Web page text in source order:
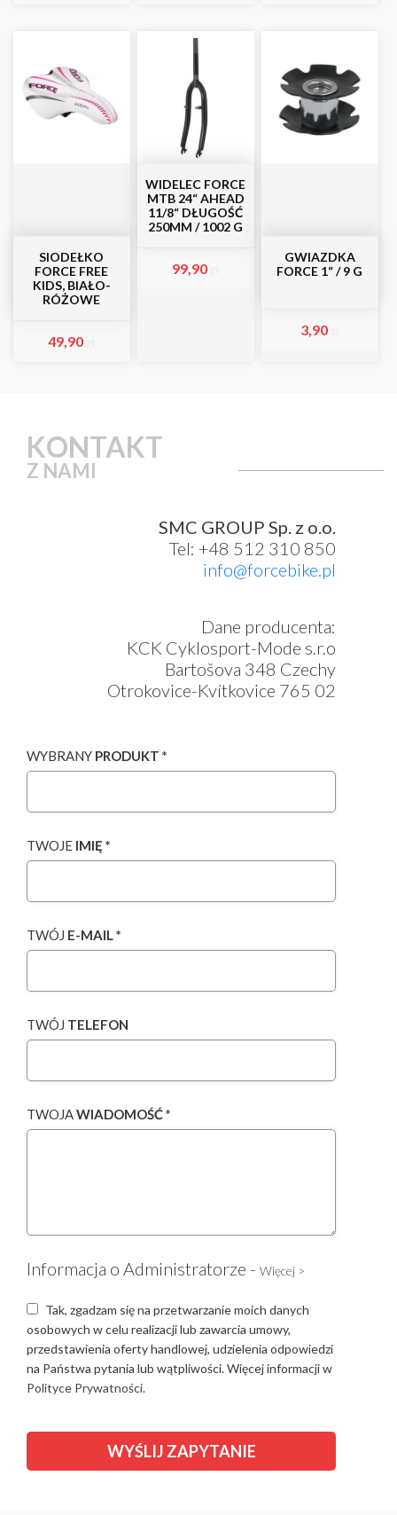
SIODEŁKO
FORCE FREE
KIDS, BIAŁO-
RÓŻOWE
49,90
WIDELEC FORCE
MTB 24“ AHEAD
11/8“ DŁUGOŚĆ
250MM / 1002 G
99,90
GWIAZDKA
FORCE 1“ / 9 G
3,90
KONTAKT
Z NAMI
SMC GROUP Sp. z o.o.
Tel: +48 512 310 850
info@forcebike.pl
Dane producenta:
KCK Cyklosport-Mode s.r.o
Bartošova 348 Czechy
Otrokovice-Kvítkovice 765 02
WYBRANY PRODUKT *
TWOJE IMIĘ *
TWÓJ E-MAIL *
TWÓJ TELEFON
TWOJAWIADOMOŚĆ *
Informacja o Administratorze - Więcej >
Tak, zgadzam się na przetwarzanie moich danych
osobowych w celu realizacji lub zawarcia umowy,
przedstawienia oferty handlowej, udzielenia odpowiedzi
na Państwa pytania lub wątpliwości. Więcej informacji w
Polityce Prywatności.